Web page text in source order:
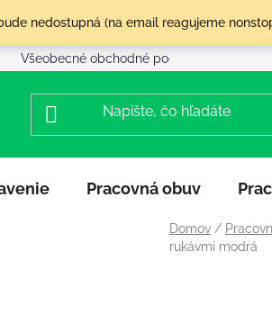
nedostupná (na email reagujeme
Všeobecné obchodné podmienky
Pracovná obuv
Domov /
rukávmi modrá